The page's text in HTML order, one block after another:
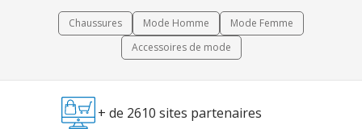
Chaussures Mode Homme
Mode Femme
Accessoires de mode
+ de 2610 sites partenaires